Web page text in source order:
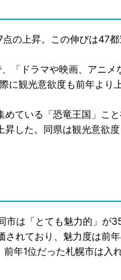
の上昇。この伸びは47
「ドラマや映画、アニメ
に観光意欲度も前年より
ている「恐竜王国」こと
した。同県は観光意欲
市は「とても魅力的」が
されており、魅力度は前
年1位だった札幌市は入